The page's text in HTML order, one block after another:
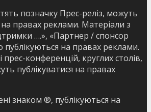
позначку Прес-реліз, можуть
на правах реклами. Матеріали з
….», «Партнер / спонсор
на правах реклами.
прес-конференцій, круглих столів,
публікуватися на правах
знаком ®, публікуються на